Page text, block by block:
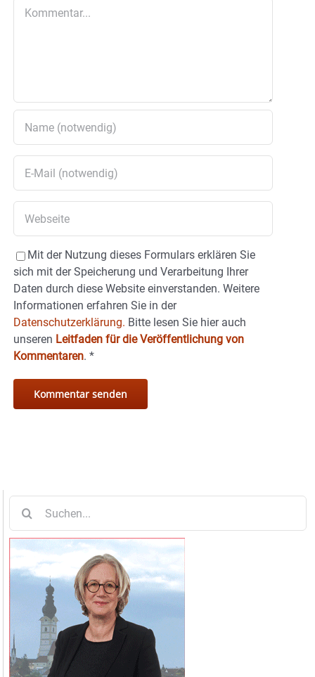
Mit der Nutzung dieses Formulars erklären Sie
sich mit der Speicherung und Verarbeitung Ihrer
Daten durch diese Website einverstanden. Weitere
Informationen erfahren Sie in der
Datenschutzerklärung. Bitte lesen Sie hier auch
unseren Leitfaden für die Veröffentlichung von
Kommentaren. *
nach: